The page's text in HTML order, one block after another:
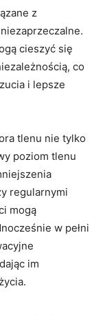
z
‍cieszyć się
co
i ​lepsze
tlenu nie ‌tylko
poziom tlenu
regularnymi⁤
mogą‌
w ⁢pełni
im